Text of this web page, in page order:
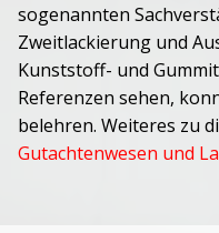
sogenannten
Zweitlackierung und
Kunststoff- und
Referenzen sehen,
belehren. Weiteres zu
Gutachtenwesen und